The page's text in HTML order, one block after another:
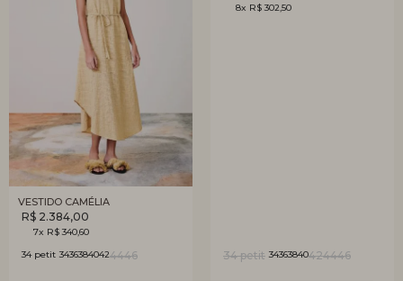
VESTIDO CAMÉLIA
R$ 2.384,00
7x R$ 340,60
34 petit 34363840424446
8x R$ 302,50
34 petit 34363840424446